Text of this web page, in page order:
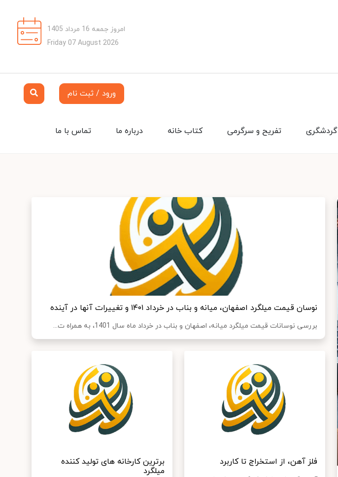
امروز جمعه 16 مرداد 1405
Friday 07 August 2026
ورود / ثبت نام
تماس با ما درباره ما کتاب خانه تفریح و سرگرمی گردشگری
نوسان قیمت میلگرد اصفهان، میانه و بناب در خرداد ۱۴۰۱ و تغییرات آنها در آینده
بررسی نوسانات قیمت میلگرد میانه، اصفهان و بناب در خرداد ماه سال 1401، به همراه ت...
فلز آهن، از استخراج تا کاربرد
برترین کارخانه های تولید کننده
میلگرد